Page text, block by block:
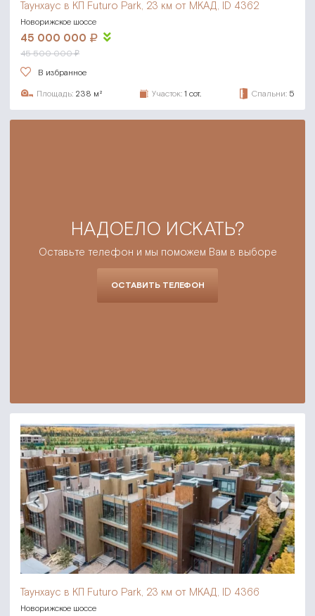
Таунхаус в КП Futuro Park, 23 км от МКАД, ID 4362
Новорижское шоссе
45 000 000
45 500 000 ₽
В избранное
Площадь: 238 м² Участок: 1 сот. Спальни: 5
НАДОЕЛО ИСКАТЬ?
Оставьте телефон и мы поможем Вам в выборе
ОСТАВИТЬ ТЕЛЕФОН
Таунхаус в КП Futuro Park, 23 км от МКАД, ID 4366
Новорижское шоссе